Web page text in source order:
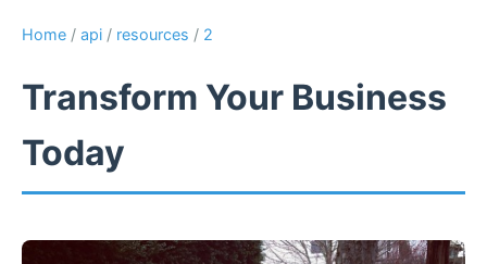
Home / api / resources / 2
Transform Your Business
Today